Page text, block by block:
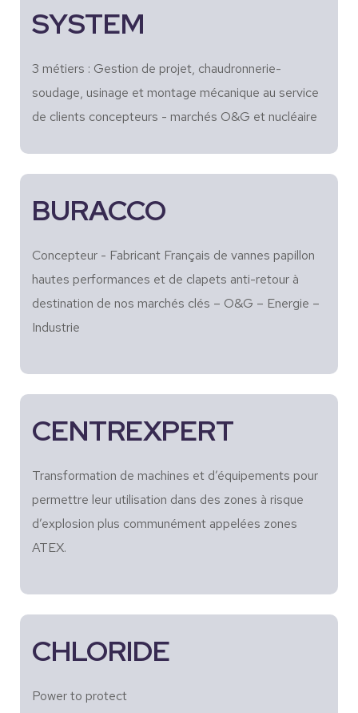
SYSTEM
3 métiers : Gestion de projet, chaudronnerie-
soudage, usinage et montage mécanique au service
de clients concepteurs - marchés O&G et nucléaire
BURACCO
Concepteur - Fabricant Français de vannes papillon
hautes performances et de clapets anti-retour à
destination de nos marchés clés – O&G – Energie –
Industrie
CENTREXPERT
Transformation de machines et d’équipements pour
permettre leur utilisation dans des zones à risque
d’explosion plus communément appelées zones
ATEX.
CHLORIDE
Power to protect